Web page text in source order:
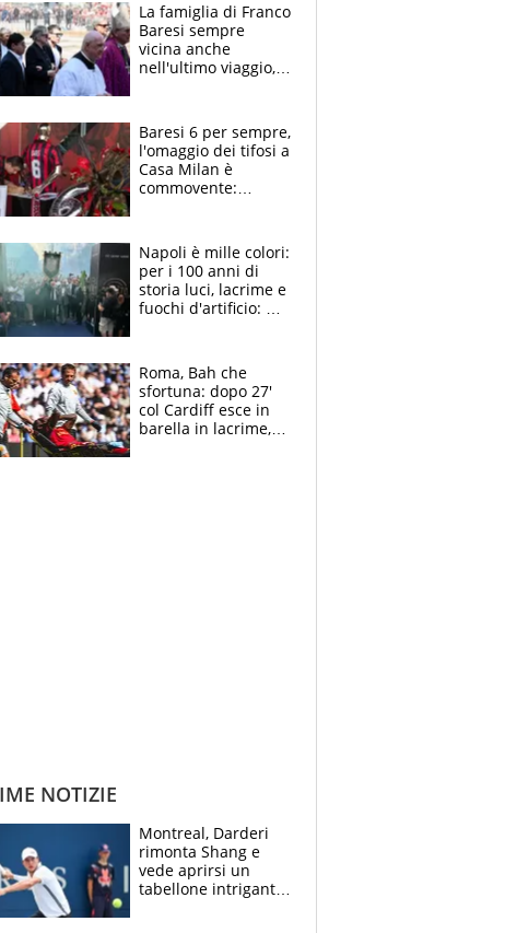
La famiglia di Franco
Baresi sempre
vicina anche
nell'ultimo viaggio,
circondati
dall'affetto dei tifosi
Baresi 6 per sempre,
l'omaggio dei tifosi a
Casa Milan è
commovente:
bigliettini
Napoli è mille colori:
per i 100 anni di
storia luci, lacrime e
fuochi d'artificio: De
Roma, Bah che
sfortuna: dopo 27'
col Cardiff esce in
barella in lacrime,
NOTIZIE
Montreal, Darderi
rimonta Shang e
vede aprirsi un
tabellone intrigante: